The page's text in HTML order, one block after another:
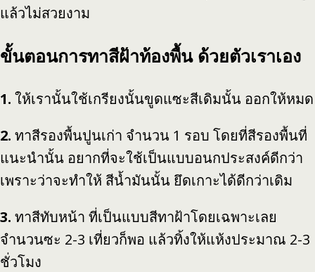
แล้วไม่สวยงาม
ขั้นตอนการทาสีฝ้าท้องพื้น ด้วยตัวเราเอง
1. ให้เรานั้นใช้เกรียงนั้นขูดแซะสีเดิมนั้น ออกให้หมด
2. ทาสีรองพื้นปูนเก่า จำนวน 1 รอบ โดยที่สีรองพื้นที่
แนะนำนั้น อยากที่จะใช้เป็นแบบอนกประสงค์ดีกว่า
เพราะว่าจะทำให้ สีน้ำมันนั้น ยึดเกาะได้ดีกว่าเดิม
3. ทาสีทับหน้า ที่เป็นแบบสีทาฝ้าโดยเฉพาะเลย
จำนวนซะ 2-3 เที่ยวก็พอ แล้วทิ้งให้แห้งประมาณ 2-3
ชั่วโมง